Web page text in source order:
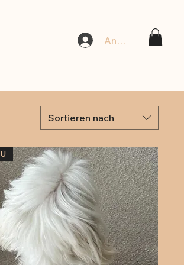
Anmelden
Sortieren nach